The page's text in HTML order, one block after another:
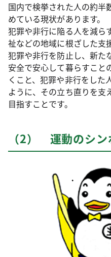
国内で検挙された人の約半
めている現状があります。
犯罪や非行に陥る人を減ら
祉などの地域に根ざした支
犯罪や非行を防止し、新た
安全で安心して暮らすこと
くこと、犯罪や非行をした
ように、その立ち直りを支
目指すことです。
（2） 運動のシン